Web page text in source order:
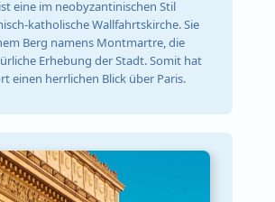
eine im neobyzantinischen Stil
katholische Wallfahrtskirche. Sie
Berg namens Montmartre, die
Erhebung der Stadt. Somit hat
einen herrlichen Blick über Paris.